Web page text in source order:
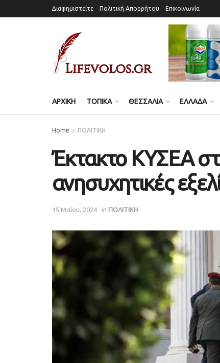
Διαφημιστείτε Πολιτική Απορρήτου Επικοινωνία
ΑΡΧΙΚΗ ΤΟΠΙΚΑ ΘΕΣΣΑΛΙΑ ΕΛΛΑΔΑ
Home ΠΟΛΙΤΙΚΗ
Έκτακτο ΚΥΣΕΑ
ανησυχητικές
15 Μαΐου, 2024 in ΠΟΛΙΤΙΚΗ